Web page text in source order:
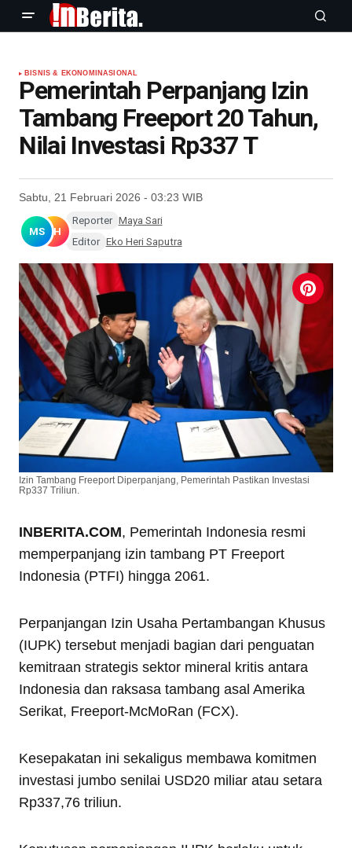
BISNIS & EKONOMI NASIONAL
Pemerintah Perpanjang Izin
Tambang Freeport 20 Tahun,
Nilai Investasi Rp337 T
Sabtu, 21 Februari 2026 - 03:23 WIB
MS EH
Reporter Maya Sari
Editor Eko Heri Saputra
Izin Tambang Freeport Diperpanjang, Pemerintah Pastikan Investasi
Rp337 Triliun.
INBERITA.COM, Pemerintah Indonesia resmi
memperpanjang izin tambang PT Freeport
Indonesia (PTFI) hingga 2061.
Perpanjangan Izin Usaha Pertambangan Khusus
(IUPK) tersebut menjadi bagian dari penguatan
kemitraan strategis sektor mineral kritis antara
Indonesia dan raksasa tambang asal Amerika
Serikat, Freeport-McMoRan (FCX).
Kesepakatan ini sekaligus membawa komitmen
investasi jumbo senilai USD20 miliar atau setara
Rp337,76 triliun.